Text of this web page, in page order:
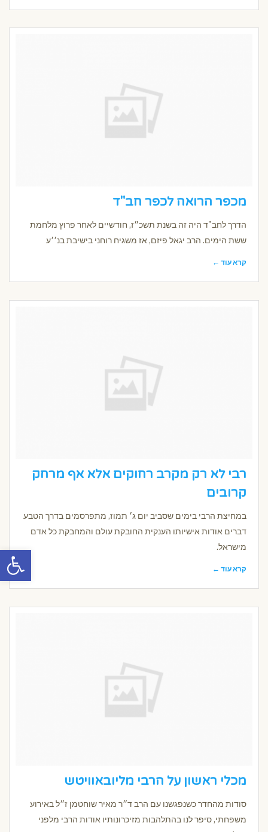
פתח
מכפר הרואה לכפר חב"ד
הדרך לחב"ד היה זה בשנת תשכ״ז, חודשיים לאחר פרוץ מלחמת
ששת הימים. הרב יגאל פיזם, אז משגיח רוחני בישיבת בנ׳׳ע
קרא עוד ←
רבי לא רק מקרב רחוקים אלא אף מרחק
קרובים
במחיצת הרבי בימים שסביב יום ג׳ תמוז, מתפרסמים בדרך הטבע
דברים אודות אישיותו הענקית החובקת עולם והמחבקת כל אדם
מישראל.
קרא עוד ←
מכלי ראשון על הרבי מליובאוויטש
סודות מהחדר כשנפגשנו עם הרב ד״ר מאיר שוחטמן ז״ל באירוע
משפחתי, סיפר לנו בהתלהבות מזיכרונותיו אודות הרבי מלפני